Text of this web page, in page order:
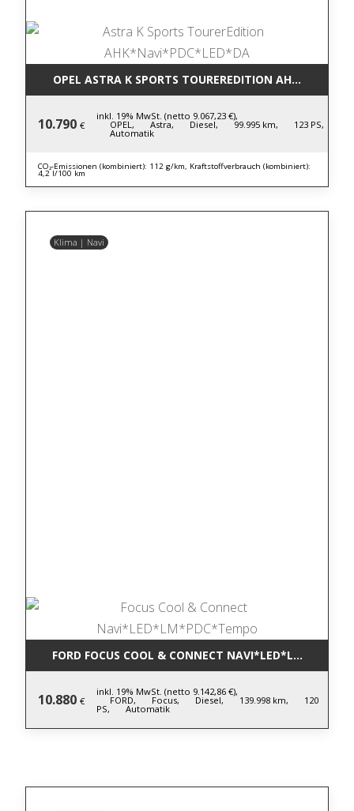
OPEL ASTRA K SPORTS TOUREREDITION
10.790 €
inkl. 19% MwSt. (netto 9.067,23 €),
OPEL, Astra, Diesel, 99.995 km, 123 PS,
Automatik
CO₂-Emissionen (kombiniert): 112 g/km, Kraftstoffverbrauch (kombiniert):
4,2 l/100 km
Klima | Navi
FORD FOCUS COOL & CONNECT
10.880 €
inkl. 19% MwSt. (netto 9.142,86 €),
FORD, Focus, Diesel, 139.998 km, 120
PS, Automatik